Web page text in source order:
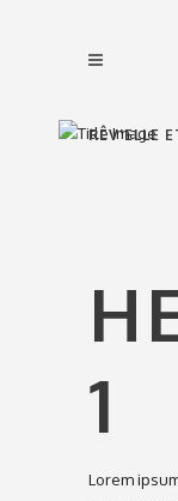
RÊV'ELLE
1
Lorem